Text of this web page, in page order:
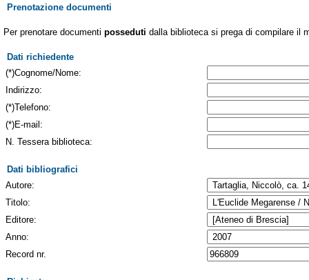
Prenotazione documenti
Per prenotare documenti posseduti dalla biblioteca si prega di compilare il
Dati richiedente
(*)Cognome/Nome:
Indirizzo:
(*)Telefono:
(*)E-mail:
N. Tessera biblioteca:
Dati bibliografici
Autore:
Titolo:
Editore:
Anno:
Record nr.